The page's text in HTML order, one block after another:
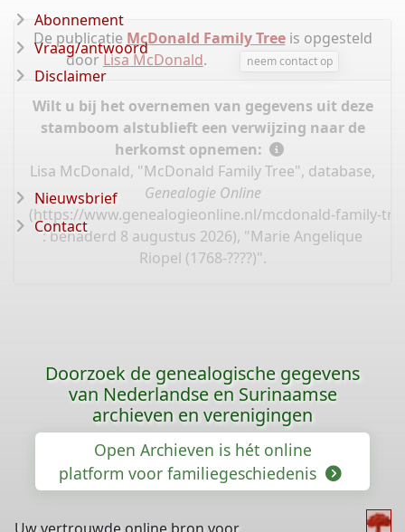
De publicatie McDonald Family Treeis opgesteld
doorLisa McDonald. neem contact op
Wilt u bij het overnemen van gegevens uit deze
stamboom alstublieft een verwijzing naar de
herkomst opnemen:
Lisa McDonald, "McDonald Family Tree", database,
Genealogie Online
(https://www.genealogieonline.nl/mcdonald-family-
: benaderd 8 augustus 2026), "Marie Angelique
Riopel (1768-????)".
Abonnement
Vraag/antwoord
Disclaimer
Nieuwsbrief
Contact
Doorzoek de genealogische gegevens
van Nederlandse en Surinaamse
archieven en verenigingen
Open Archieven is hét online
platform voor familiegeschiedenis